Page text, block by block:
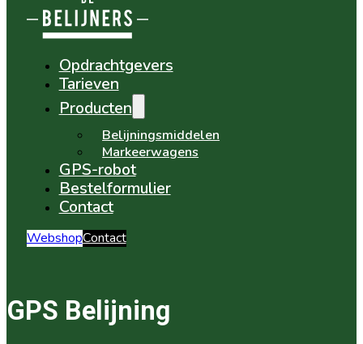
Opdrachtgevers
Tarieven
Producten
Belijningsmiddelen
Markeerwagens
GPS-robot
Bestelformulier
Contact
WebshopContact
GPS Belijning